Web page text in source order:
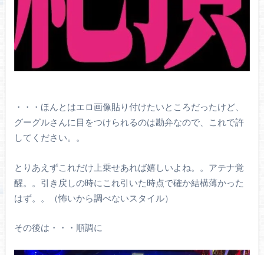
・・・ほんとはエロ画像貼り付けたいところだったけど、
グーグルさんに目をつけられるのは勘弁なので、これで許
してください。。
とりあえずこれだけ上乗せあれば嬉しいよね。。アテナ覚
醒。。引き戻しの時にこれ引いた時点で確か結構薄かった
はず。。（怖いから調べないスタイル）
その後は・・・順調に